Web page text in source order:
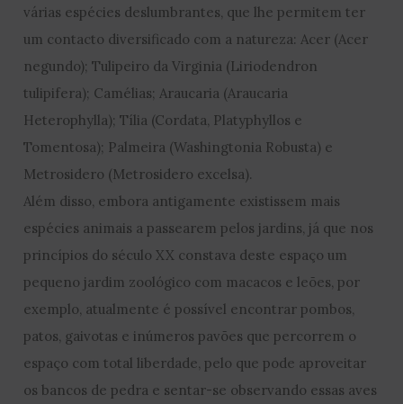
várias espécies deslumbrantes, que lhe permitem ter
um contacto diversificado com a natureza: Acer (Acer
negundo); Tulipeiro da Virginia (Liriodendron
tulipifera); Camélias; Araucaria (Araucaria
Heterophylla); Tília (Cordata, Platyphyllos e
Tomentosa); Palmeira (Washingtonia Robusta) e
Metrosidero (Metrosidero excelsa).
Além disso, embora antigamente existissem mais
espécies animais a passearem pelos jardins, já que nos
princípios do século XX constava deste espaço um
pequeno jardim zoológico com macacos e leões, por
exemplo, atualmente é possível encontrar pombos,
patos, gaivotas e inúmeros pavões que percorrem o
espaço com total liberdade, pelo que pode aproveitar
os bancos de pedra e sentar-se observando essas aves